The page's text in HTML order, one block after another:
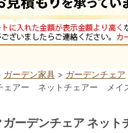
ガーデン家具> ガーデンチェア
ェアー ネットチェアー メイ
ガーデンチェア ネッ